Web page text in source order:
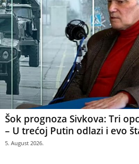
Šok prognoza Sivkova: Tri
– U trećoj Putin odlazi i evo
5. August 2026.